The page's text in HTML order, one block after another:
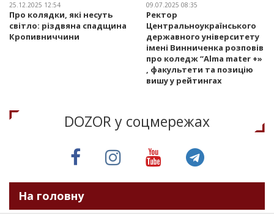
25.12.2025 12:54
Про колядки, які несуть
світло: різдвяна спадщина
Кропивниччини
09.07.2025 08:35
Ректор
Центральноукраїнського
державного університету
імені Винниченка розповів
про коледж “Alma mater +»
, факультети та позицію
вишу у рейтингах
DOZOR у соцмережах
На головну